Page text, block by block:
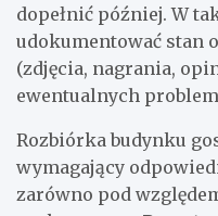
dopełnić później. W
udokumentować stan
(zdjęcia, nagrania,
ewentualnych
Rozbiórka budynku
wymagający
zarówno pod